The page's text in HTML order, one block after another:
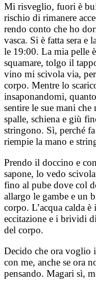
Mi risveglio, fuori è
rischio di rimanere
rendo conto che ho
vasca. Si è fatta sera e
le 19:00. La mia pelle
squamare, tolgo il
vino mi scivola via,
corpo. Mentre lo
insaponandomi,
sentire le sue mani
spalle, schiena e giù
stringono. Sì, perché
riempie la mano e
Prendo il doccino e
sapone, lo vedo
fino al pube dove col
allargo le gambe e un
corpo. L’acqua calda
eccitazione e i brividi
del corpo.
Decido che ora voglio
con me, anche se ora
pensando. Magari sì,